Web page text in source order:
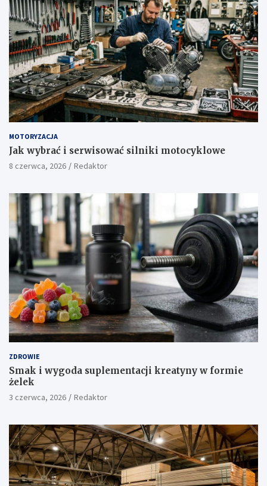
MOTORYZACJA
Jak wybrać i serwisować silniki motocyklowe
8 czerwca, 2026 Redaktor
ZDROWIE
Smak i wygoda suplementacji kreatyny w formie
żelek
3 czerwca, 2026 Redaktor